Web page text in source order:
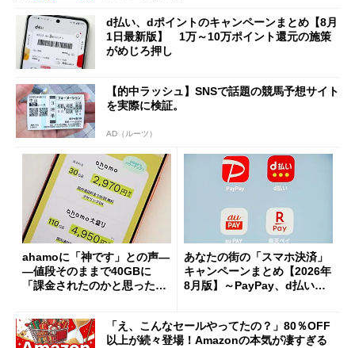
d払い、dポイントのキャンペーンまとめ【8月
1日最新版】 1万～10万ポイント還元の施策
がめじろ押し
【的中ラッシュ】SNSで話題の競馬予想サイト
を実際に検証。
AD（ルーツ）
ahamoに「神です」との声―
―値段そのままで40GBに
「課金されたのかと思った」
あなたの街の「スマホ決済」
キャンペーンまとめ【2026年
8月版】～PayPay、d払い、a
「え、こんなセールやってたの？」80％OFF
以上が続々登場！Amazonの本気が凄すぎる